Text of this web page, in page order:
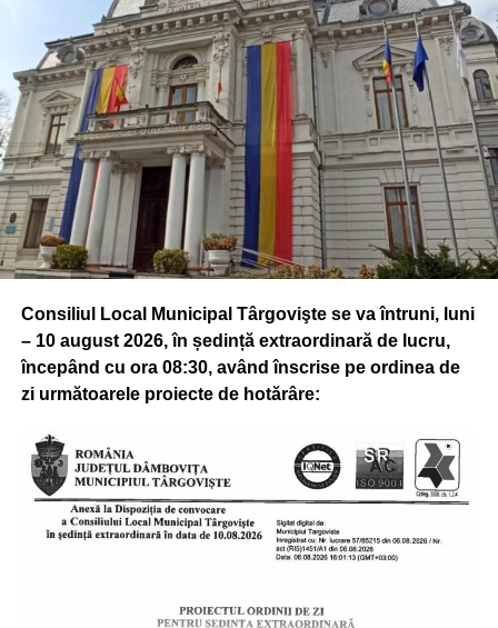
Consiliul Local Municipal Târgovişte se va întruni, luni
– 10 august 2026, în ședință extraordinară de lucru,
începând cu ora 08:30, având înscrise pe ordinea de
zi următoarele proiecte de hotărâre: